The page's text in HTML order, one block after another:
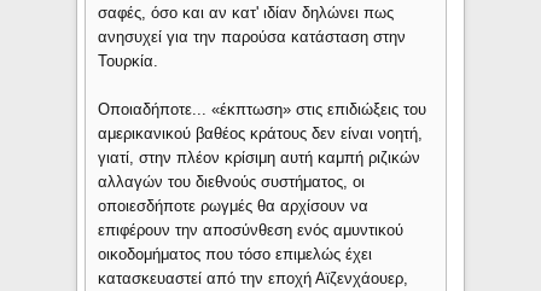
σαφές, όσο και αν κατ' ιδίαν δηλώνει πως
ανησυχεί για την παρούσα κατάσταση στην
Τουρκία.
Οποιαδήποτε... «έκπτωση» στις επιδιώξεις του
αμερικανικού βαθέος κράτους δεν είναι νοητή,
γιατί, στην πλέον κρίσιμη αυτή καμπή ριζικών
αλλαγών του διεθνούς συστήματος, οι
οποιεσδήποτε ρωγμές θα αρχίσουν να
επιφέρουν την αποσύνθεση ενός αμυντικού
οικοδομήματος που τόσο επιμελώς έχει
κατασκευαστεί από την εποχή Αϊζενχάουερ,